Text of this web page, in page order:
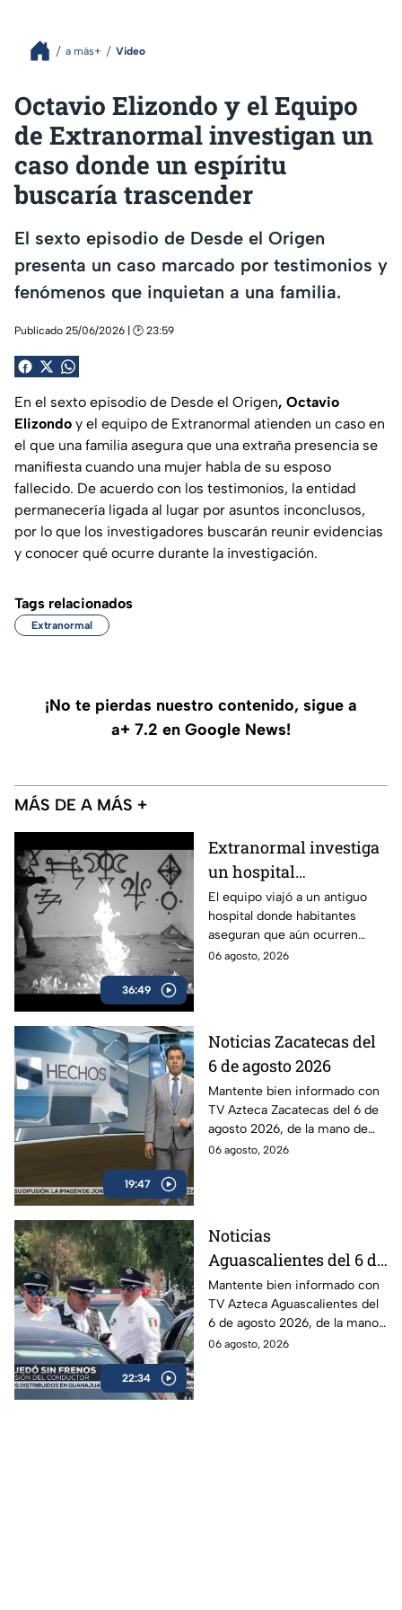
a más+ Video
Octavio Elizondo y el Equipo
de Extranormal investigan un
caso donde un espíritu
buscaría trascender
El sexto episodio de Desde el Origen
presenta un caso marcado por testimonios y
fenómenos que inquietan a una familia.
Publicado 25/06/2026 | 🕑 23:59
En el sexto episodio de Desde el Origen, Octavio
Elizondo y el equipo de Extranormal atienden un caso en
el que una familia asegura que una extraña presencia se
manifiesta cuando una mujer habla de su esposo
fallecido. De acuerdo con los testimonios, la entidad
permanecería ligada al lugar por asuntos inconclusos,
por lo que los investigadores buscarán reunir evidencias
y conocer qué ocurre durante la investigación.
Tags relacionados
Extranormal
¡No te pierdas nuestro contenido, sigue a
a+ 7.2 en Google News!
MÁS DE A MÁS +
36:49
Extranormal investiga
un hospital
abandonado en
Aguascalientes,
México, marcado por el
misterio
El equipo viajó a un antiguo
hospital donde habitantes
aseguran que aún ocurren
fenómenos difíciles de
06 agosto, 2026
19:47
Noticias Zacatecas del
6 de agosto 2026
Mantente bien informado con
TV Azteca Zacatecas del 6 de
agosto 2026, de la mano de
Víctor Santiago.
06 agosto, 2026
22:34
Noticias
Aguascalientes del 6 de
agosto 2026
Mantente bien informado con
TV Azteca Aguascalientes del
6 de agosto 2026, de la mano
de Roberta Sánchez.
06 agosto, 2026